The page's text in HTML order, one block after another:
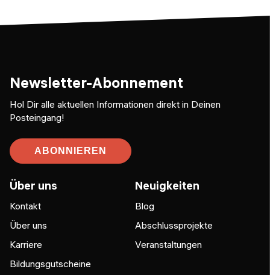
Newsletter-Abonnement
Hol Dir alle aktuellen Informationen direkt in Deinen
Posteingang!
ABONNIEREN
Über uns
Kontakt
Über uns
Karriere
Bildungsgutscheine
Neuigkeiten
Blog
Abschlussprojekte
Veranstaltungen